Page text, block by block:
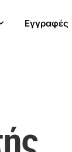
Εγγραφές